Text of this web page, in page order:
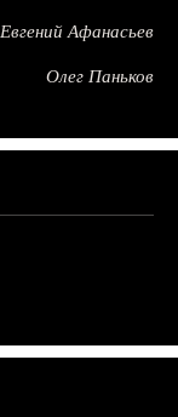
Евгений Афанасьев
Олег Паньков